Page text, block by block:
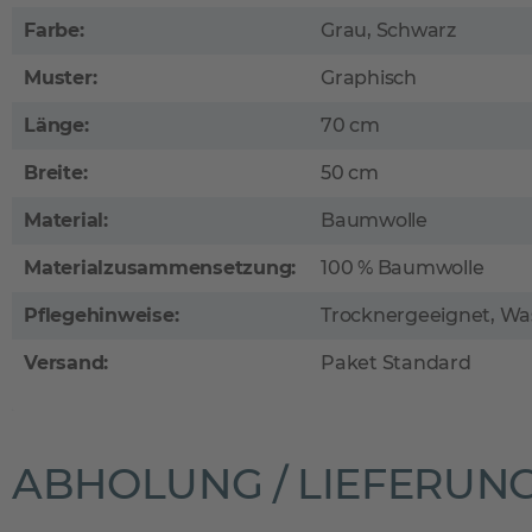
Farbe: Grau, Schwarz
Muster: Graphisch
Länge: 70 cm
Breite: 50 cm
Material: Baumwolle
Materialzusammensetzung: 100 % Baumwolle
Pflegehinweise: Trocknergeeignet,
Versand: Paket Standard
ABHOLUNG /